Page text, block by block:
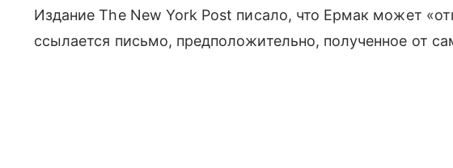
Издание The New York Post писало, что Ермак может
ссылается письмо, предположительно, полученное от